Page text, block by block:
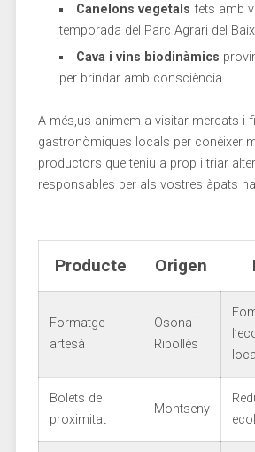
Canelons vegetals fets amb
temporada del ​Parc Agrari ‌del
Cava i vins biodinàmics
per brindar ​amb ⁢consciència.
A més,us ​animem a visitar‌ mercats i
gastronòmiques locals per conèixer
productors que teniu a‍ prop ⁣i triar
responsables per als ⁢vostres àpats
Producte Origen
Formatge​
artesà
Osona i
Ripollès
‌local
Bolets de
proximitat
Montseny